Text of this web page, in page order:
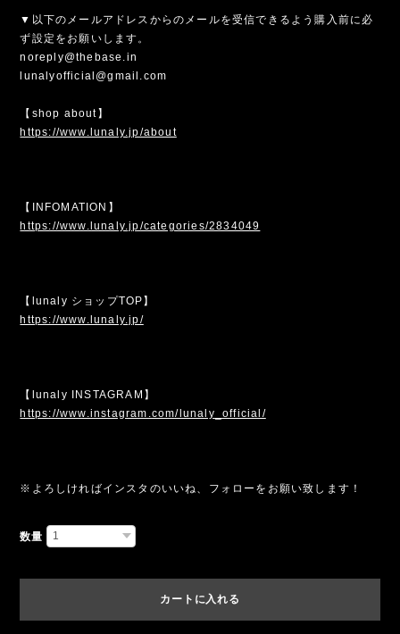
▼以下のメールアドレスからのメールを受信できるよう購入前に必
ず設定をお願いします。
noreply@thebase.in
lunalyofficial@gmail.com
【shop about】
https://www.lunaly.jp/about
【INFOMATION】
https://www.lunaly.jp/categories/2834049
【lunaly ショップTOP】
https://www.lunaly.jp/
【lunaly INSTAGRAM】
https://www.instagram.com/lunaly_official/
※よろしければインスタのいいね、フォローをお願い致します！
数量
カートに入れる